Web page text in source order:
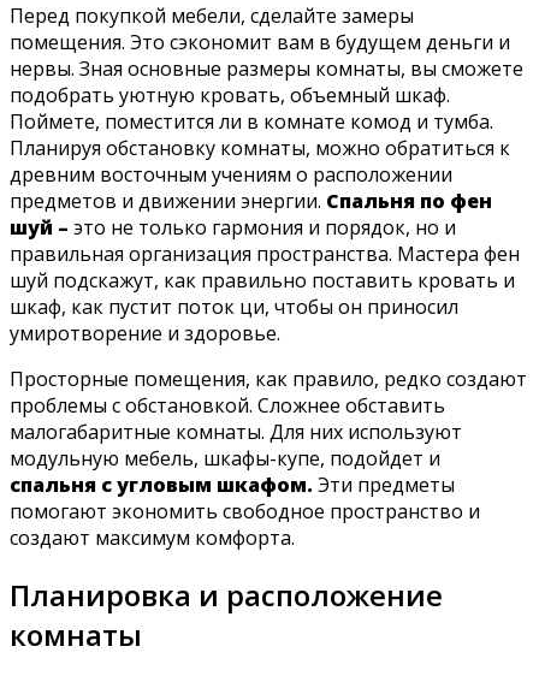
Перед покупкой мебели, сделайте замеры
помещения. Это сэкономит вам в будущем деньги и
нервы. Зная основные размеры комнаты, вы сможете
подобрать уютную кровать, объемный шкаф.
Поймете, поместится ли в комнате комод и тумба.
Планируя обстановку комнаты, можно обратиться к
древним восточным учениям о расположении
предметов и движении энергии. Спальня по фен
шуй – это не только гармония и порядок, но и
правильная организация пространства. Мастера фен
шуй подскажут, как правильно поставить кровать и
шкаф, как пустит поток ци, чтобы он приносил
умиротворение и здоровье.
Просторные помещения, как правило, редко создают
проблемы с обстановкой. Сложнее обставить
малогабаритные комнаты. Для них используют
модульную мебель, шкафы-купе, подойдет и
спальня с угловым шкафом. Эти предметы
помогают экономить свободное пространство и
создают максимум комфорта.
Планировка и расположение
комнаты